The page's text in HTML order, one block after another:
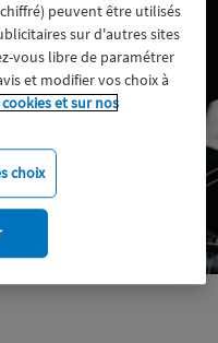
peuvent être utilisés
sur d'autres sites
vous libre de paramétrer
et modifier vos choix à
et sur nos
choix